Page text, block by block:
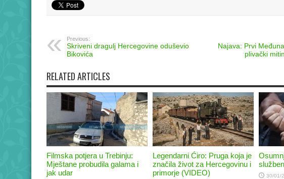
Previous:
Skriveni dragulj Hercegovine oduševio
Bikovića
Najava: Prvi
plivački
RELATED ARTICLES
Filmska potjera u Trebinju:
Mještane probudila galama i
jak udar
Legendarni Ćiro: Pruga koja je
značila život za Hercegovinu i
primorje (VIDEO)
30/01/